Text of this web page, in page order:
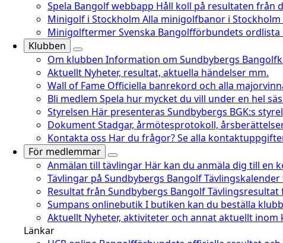
Spela Bangolf webbapp Håll koll på resultaten från
Minigolf i Stockholm Alla minigolfbanor i
MinigolftermerSvenska Bangolfförbundets
Klubben
Om klubben Information om Sundbybergs
Aktuellt Nyheter, resultat, aktuella händelser mm.
Wall of Fame Officiella banrekord och alla
Bli medlem Spela hur mycket du vill under en hel
Styrelsen Här presenteras Sundbybergs BGK:s
DokumentStadgar, årmötesprotokoll,
Kontakta oss Har du frågor? Se alla
För medlemmar
Anmälan till tävlingar Här kan du anmäla dig till en
Tävlingar på Sundbybergs Bangolf
Resultat från Sundbybergs BangolfTävlingsresultat
Sumpans onlinebutikI butiken kan du beställa
Aktuellt Nyheter, aktiviteter och annat aktuellt inom
Länkar